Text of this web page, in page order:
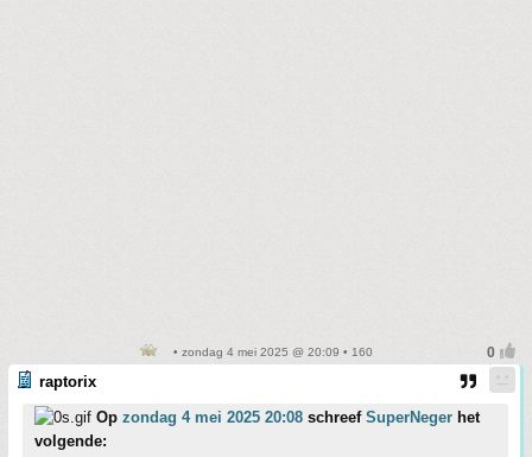
• zondag 4 mei 2025 @ 20:09 • 160
raptorix
Op zondag 4 mei 2025 20:08 schreef SuperNeger het
volgende: